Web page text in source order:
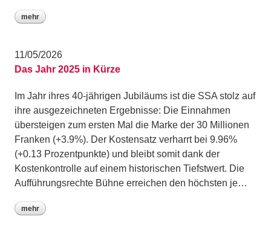
mehr
11/05/2026
Das Jahr 2025 in Kürze
Im Jahr ihres 40-jährigen Jubiläums ist die SSA stolz auf
ihre ausgezeichneten Ergebnisse: Die Einnahmen
übersteigen zum ersten Mal die Marke der 30 Millionen
Franken (+3.9%). Der Kostensatz verharrt bei 9.96%
(+0.13 Prozentpunkte) und bleibt somit dank der
Kostenkontrolle auf einem historischen Tiefstwert. Die
Aufführungsrechte Bühne erreichen den höchsten je…
mehr